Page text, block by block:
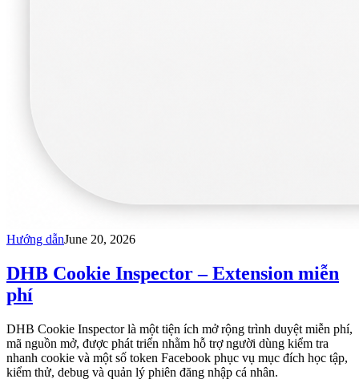
Hướng dẫnJune 20, 2026
DHB Cookie Inspector – Extension miễn
phí
DHB Cookie Inspector là một tiện ích mở rộng trình duyệt miễn phí,
mã nguồn mở, được phát triển nhằm hỗ trợ người dùng kiểm tra
nhanh cookie và một số token Facebook phục vụ mục đích học tập,
kiểm thử, debug và quản lý phiên đăng nhập cá nhân.